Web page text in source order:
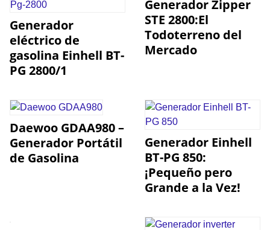
Generador
eléctrico de
gasolina Einhell BT-
PG 2800/1
Generador Zipper
STE 2800:El
Todoterreno del
Mercado
Daewoo GDAA980 –
Generador Portátil
de Gasolina
Generador Einhell
BT-PG 850:
¡Pequeño pero
Grande a la Vez!